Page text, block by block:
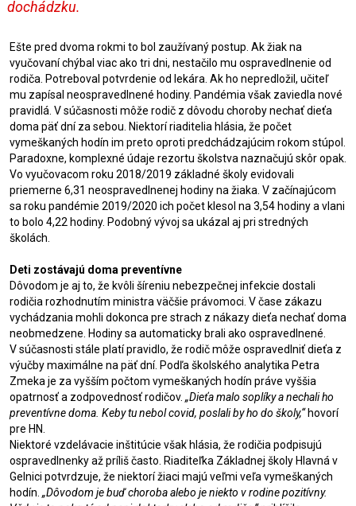
dochádzku.
Ešte pred dvoma rokmi to bol zaužívaný postup. Ak žiak na
vyučovaní chýbal viac ako tri dni, nestačilo mu ospravedlnenie od
rodiča. Potreboval potvrdenie od lekára. Ak ho nepredložil, učiteľ
mu zapísal neospravedlnené hodiny. Pandémia však zaviedla nové
pravidlá. V súčasnosti môže rodič z dôvodu choroby nechať dieťa
doma päť dní za sebou. Niektorí riaditelia hlásia, že počet
vymeškaných hodín im preto oproti predchádzajúcim rokom stúpol.
Paradoxne, komplexné údaje rezortu školstva naznačujú skôr opak.
Vo vyučovacom roku 2018/2019 základné školy evidovali
priemerne 6,31 neospravedlnenej hodiny na žiaka. V začínajúcom
sa roku pandémie 2019/2020 ich počet klesol na 3,54 hodiny a vlani
to bolo 4,22 hodiny. Podobný vývoj sa ukázal aj pri stredných
školách.
Deti zostávajú doma preventívne
Dôvodom je aj to, že kvôli šíreniu nebezpečnej infekcie dostali
rodičia rozhodnutím ministra väčšie právomoci. V čase zákazu
vychádzania mohli dokonca pre strach z nákazy dieťa nechať doma
neobmedzene. Hodiny sa automaticky brali ako ospravedlnené.
V súčasnosti stále platí pravidlo, že rodič môže ospravedlniť dieťa z
výučby maximálne na päť dní. Podľa školského analytika Petra
Zmeka je za vyšším počtom vymeškaných hodín práve vyššia
opatrnosť a zodpovednosť rodičov. „Dieťa malo soplíky a nechali ho
preventívne doma. Keby tu nebol covid, poslali by ho do školy,“hovorí
pre HN.
Niektoré vzdelávacie inštitúcie však hlásia, že rodičia podpisujú
ospravedlnenky až príliš často. Riaditeľka Základnej školy Hlavná v
Gelnici potvrdzuje, že niektorí žiaci majú veľmi veľa vymeškaných
hodín. „Dôvodom je buď choroba alebo je niekto v rodine pozitívny.